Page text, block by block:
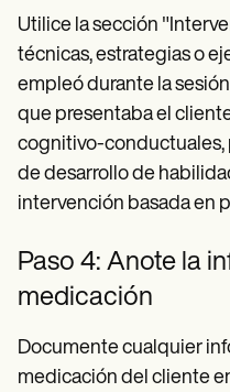
Utilice la sección
técnicas, estrategias o
empleó durante la
que presentaba el
cognitivo-conductuales,
de desarrollo de
intervención basada en
Paso 4: Anote la
medicación
Documente cualquier
medicación del cliente